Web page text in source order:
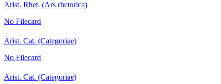
Arist. Rhet. (Ars rhetorica)
No Filecard
Arist. Cat. (Categoriae)
No Filecard
Arist. Cat. (Categoriae)